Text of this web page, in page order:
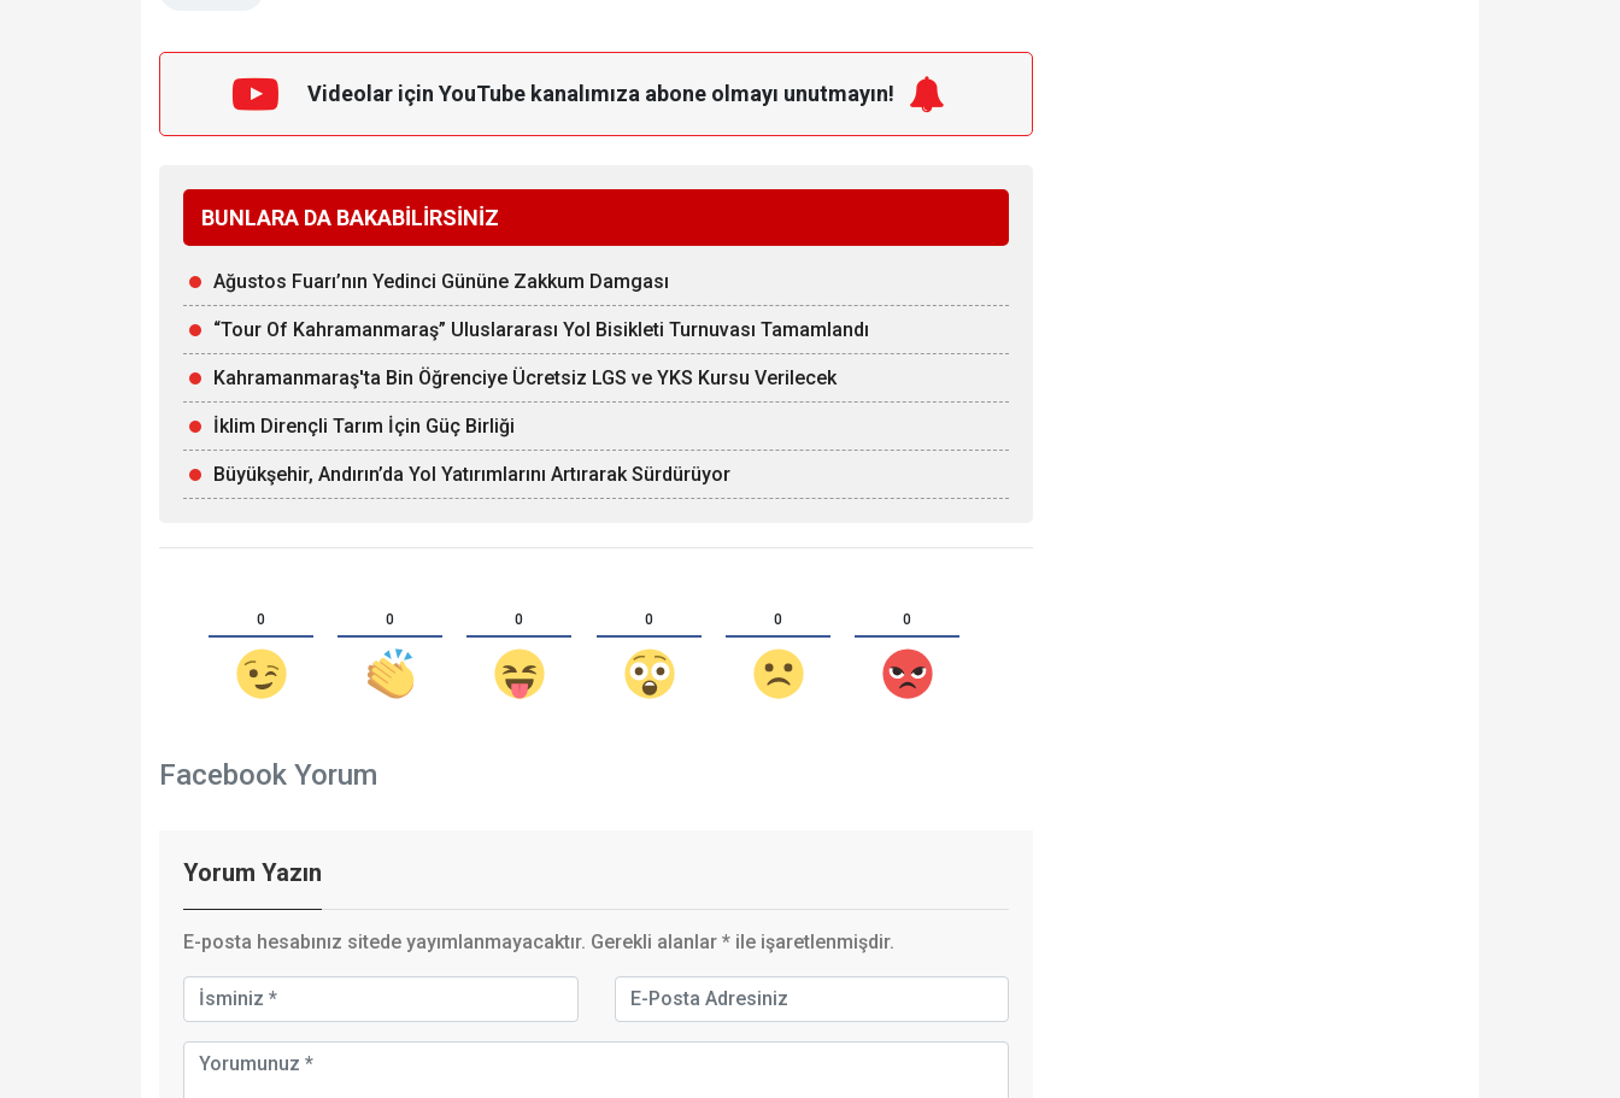
Videolar için YouTube kanalımıza abone olmayı unutmayın!
BUNLARA DA BAKABİLİRSİNİZ
Ağustos Fuarı’nın Yedinci Gününe Zakkum Damgası
“Tour Of Kahramanmaraş” Uluslararası Yol Bisikleti Turnuvası Tamamlandı
Kahramanmaraş'ta Bin Öğrenciye Ücretsiz LGS ve YKS Kursu Verilecek
İklim Dirençli Tarım İçin Güç Birliği
Büyükşehir, Andırın’da Yol Yatırımlarını Artırarak Sürdürüyor
0 0 0 0 0 0
Facebook Yorum
Yorum Yazın
E-posta hesabınız sitede yayımlanmayacaktır. Gerekli alanlar * ile işaretlenmişdir.